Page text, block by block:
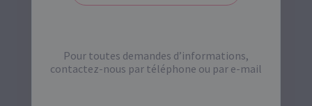
Pour toutes demandes d’informations,
contactez-nous par téléphone ou par e-mail